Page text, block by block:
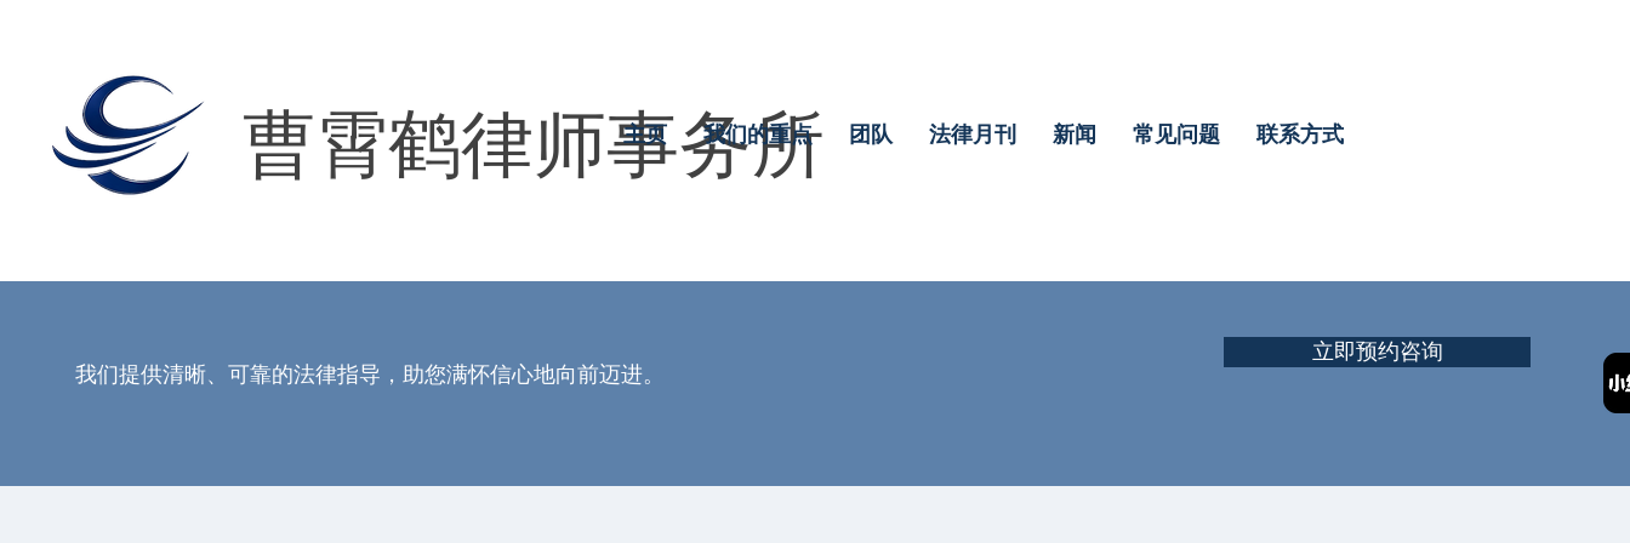
曹霄鹤律师事务所
主页 我们的重点 团队 法律月刊 新闻 常见问题 联系方式
我们提供清晰、可靠的法律指导，助您满怀信心地向前迈进。
立即预约咨询